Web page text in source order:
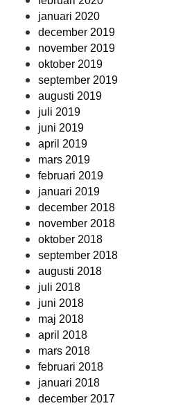
januari 2020
december 2019
november 2019
oktober 2019
september 2019
augusti 2019
juli 2019
juni 2019
april 2019
mars 2019
februari 2019
januari 2019
december 2018
november 2018
oktober 2018
september 2018
augusti 2018
juli 2018
juni 2018
maj 2018
april 2018
mars 2018
februari 2018
januari 2018
december 2017